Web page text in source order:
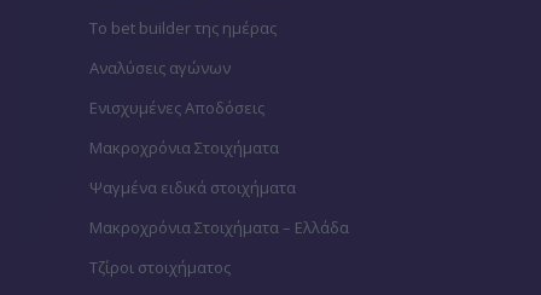
To bet builder της ημέρας
Αναλύσεις αγώνων
Ενισχυμένες Αποδόσεις
Μακροχρόνια Στοιχήματα
Ψαγμένα ειδικά στοιχήματα
Μακροχρόνια Στοιχήματα – Ελλάδα
Τζίροι στοιχήματος